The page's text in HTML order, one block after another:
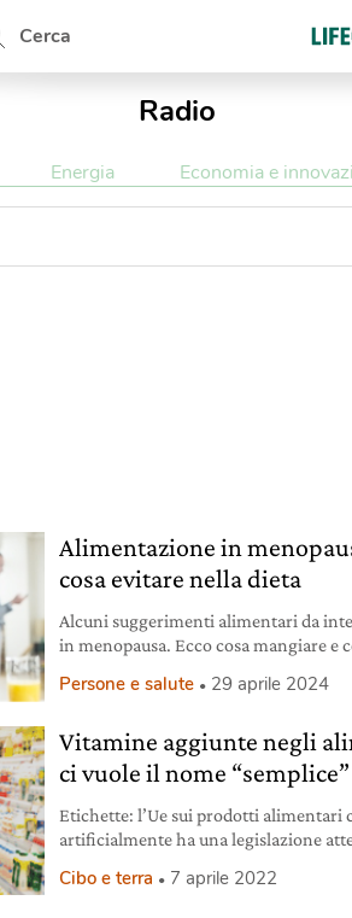
Cerca
Radio
Energia Economia e
Alimentazione in
cosa evitare nella dieta
Alcuni suggerimenti alimentari da
in menopausa. Ecco cosa mangiare e
Persone e salute 29 aprile 2024
Vitamine aggiunte negli
ci vuole il nome “semplice”
Etichette: l’Ue sui prodotti
artificialmente ha una legislazione
controllati da due Regolamenti europei
Cibo e terra 7 aprile 2022